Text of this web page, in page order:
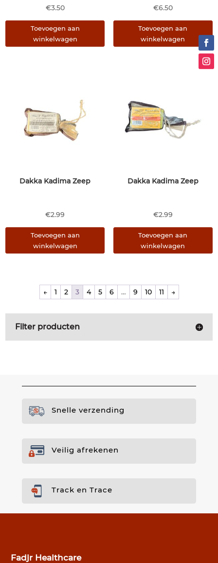
€3.50
Toevoegen aan
winkelwagen
€6.50
Toevoegen aan
winkelwagen
Dakka Kadima Zeep
€2.99
Toevoegen aan
winkelwagen
Dakka Kadima Zeep
€2.99
Toevoegen aan
winkelwagen
← 1 2 3 4 5 6 … 9 10 11 →
Filter producten
Snelle verzending
Veilig afrekenen
Track en Trace
Fadjr Healthcare